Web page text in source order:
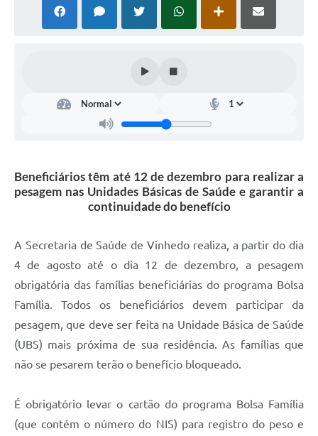
Sistema de Protocolo
Listagem dos CEPs de Vinhedo
Associação dos Servidores Públicos Municipais de
Audiências Públicas
Galeria de Vídeos
Beneficiários têm até 12 de dezembro para realizar a
pesagem nas Unidades Básicas de Saúde e garantir a
continuidade do benefício
A Secretaria de Saúde de Vinhedo realiza, a partir do dia
4 de agosto até o dia 12 de dezembro, a pesagem
obrigatória das famílias beneficiárias do programa Bolsa
Família. Todos os beneficiários devem participar da
pesagem, que deve ser feita na Unidade Básica de Saúde
(UBS) mais próxima de sua residência. As famílias que
não se pesarem terão o benefício bloqueado.
É obrigatório levar o cartão do programa Bolsa Família
(que contém o número do NIS) para registro do peso e